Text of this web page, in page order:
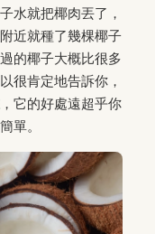
水就把椰肉丟了，
近就種了幾棵椰子
的椰子大概比很多
很肯定地告訴你，
，它的好處遠超乎你
單。